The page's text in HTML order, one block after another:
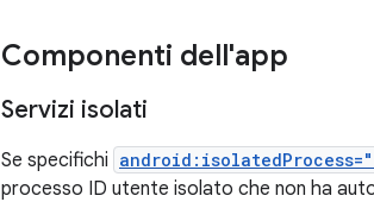
Componenti dell'app
Servizi isolati
Se specifichi
processo ID utente isolato che non ha